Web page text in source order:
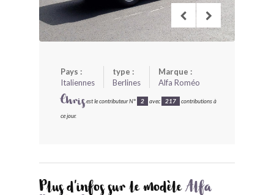
Pays :
Italiennes
type :
Berlines
Marque :
Alfa Roméo
Chrisest le contributeur N° 2 avec 217 contributions à
ce jour.
Plus d'infos sur le modèleAlfa